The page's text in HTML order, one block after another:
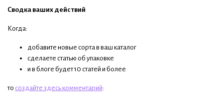
Сводка ваших действий
Когда:
добавите новые сорта в ваш каталог
сделаете статью об упаковке
и в блоге будет 10 статей и более
то создайте здесь комментарий: